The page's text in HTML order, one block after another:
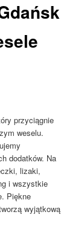
przyciągnie
weselu.
dodatków. Na
lizaki,
i wszystkie
Piękne
wyjątkową